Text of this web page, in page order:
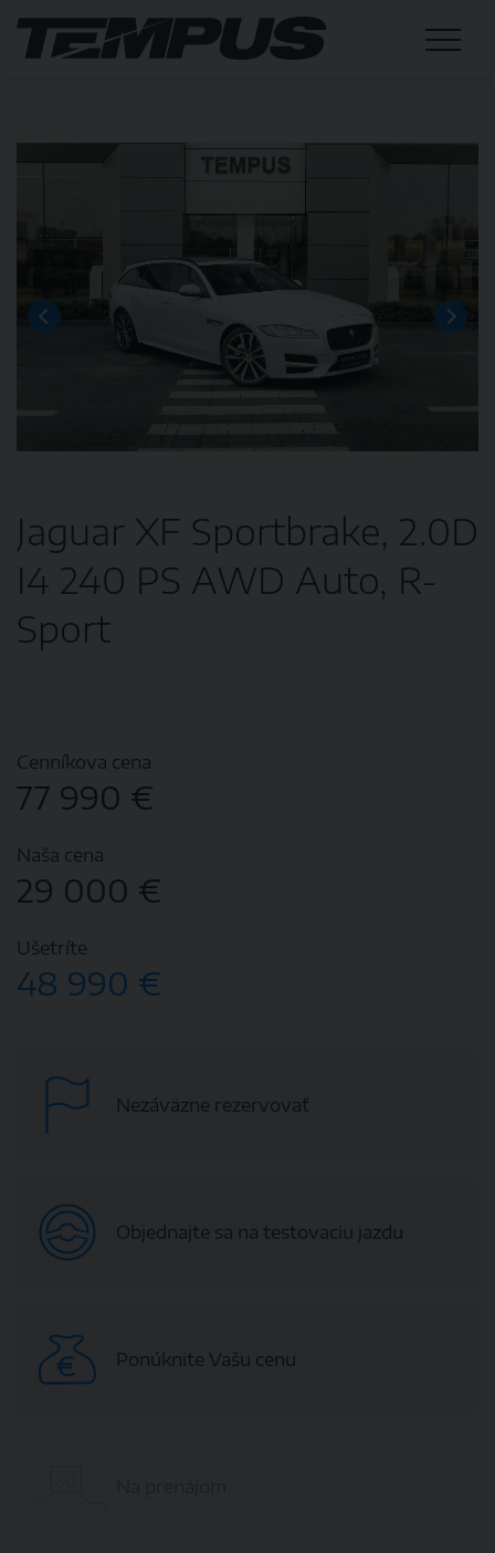
Jaguar XF Sportbrake, 2.0D
I4 240 PS AWD Auto, R-
Sport
Cenníkova cena
77 990 €
Naša cena
29 000 €
Ušetríte
48 990 €
Nezáväzne rezervovať
Objednajte sa na testovaciu jazdu
Ponúknite Vašu cenu